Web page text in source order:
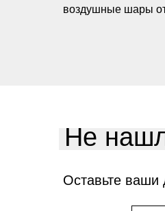
воздушные шары
Не
Оставьте